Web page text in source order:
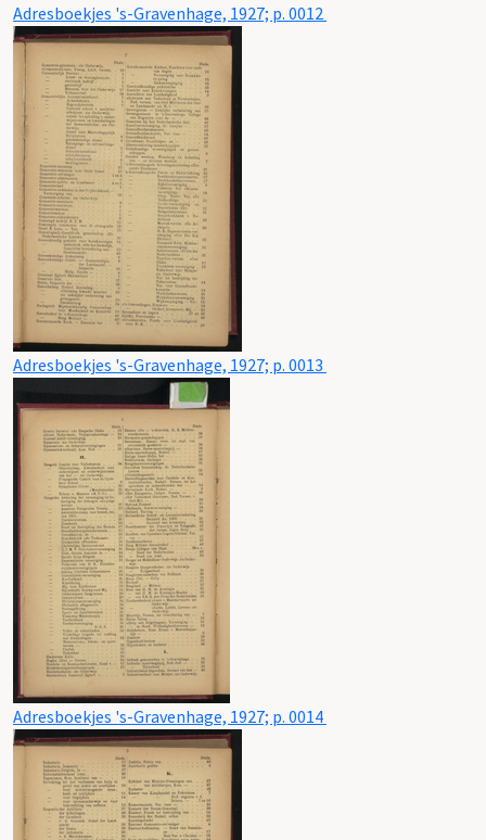
Adresboekjes 's-Gravenhage, 1927; p. 0012
Adresboekjes 's-Gravenhage, 1927; p. 0013
Adresboekjes 's-Gravenhage, 1927; p. 0014